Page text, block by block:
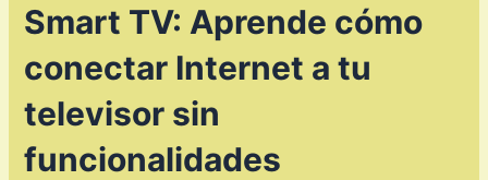
Smart TV: Aprende cómo
conectar Internet a tu
televisor sin
funcionalidades